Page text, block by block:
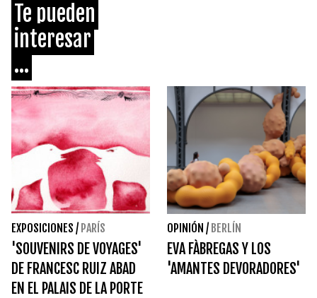
Te pueden
interesar
...
EXPOSICIONES / PARÍS
'SOUVENIRS DE VOYAGES'
DE FRANCESC RUIZ ABAD
EN EL PALAIS DE LA PORTE
OPINIÓN / BERLÍN
EVA FÀBREGAS Y LOS
'AMANTES DEVORADORES'